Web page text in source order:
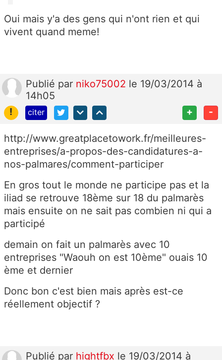
Oui mais y'a des gens qui n'ont rien et qui
vivent quand meme!
Publié par niko75002 le 19/03/2014 à
14h05
!
citer + -
http://www.greatplacetowork.fr/meilleures-
entreprises/a-propos-des-candidatures-a-
nos-palmares/comment-participer
En gros tout le monde ne participe pas et la
iliad se retrouve 18ème sur 18 du palmarès
mais ensuite on ne sait pas combien ni qui a
participé
demain on fait un palmarès avec 10
entreprises "Waouh on est 10ème" ouais 10
ème et dernier
Donc bon c'est bien mais après est-ce
réellement objectif ?
Publié par hightfbx le 19/03/2014 à